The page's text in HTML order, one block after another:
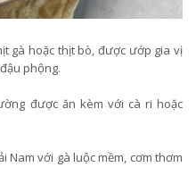
gà hoặc thịt bò, được ướp gia vị
phộng.
được ăn kèm với cà ri hoặc
Nam với gà luộc mềm, cơm thơm